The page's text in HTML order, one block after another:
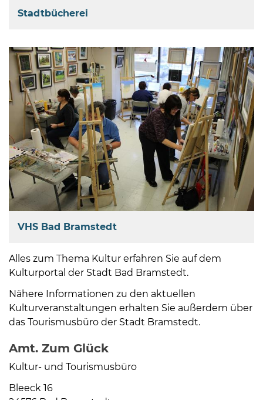
Stadtbücherei
VHS Bad Bramstedt
Alles zum Thema Kultur erfahren Sie auf dem
Kulturportal der Stadt Bad Bramstedt.
Nähere Informationen zu den aktuellen
Kulturveranstaltungen erhalten Sie außerdem über
das Tourismusbüro der Stadt Bramstedt.
Amt. Zum Glück
Kultur- und Tourismusbüro
Bleeck 16